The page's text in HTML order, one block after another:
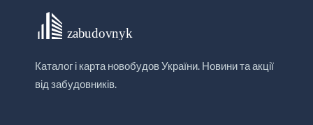
Каталог і карта новобудов України. Новини та акції
від забудовників.